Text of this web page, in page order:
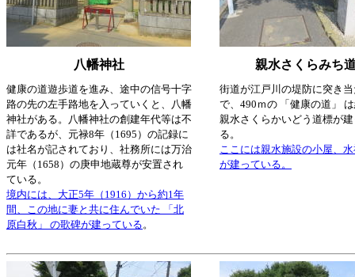
八幡神社 親水さくらみち
健康の道遊歩道を進み、途中の信号十字
路の先の左手路地を入っていくと、八幡
神社がある。八幡神社の創建年代等は不
詳であるが、元禄8年（1695）の記録に
は社名が記されており、社務所には万治
元年（1658）の庚申地蔵尊が安置され
ている。
境内には、大正5年（1916）から約1年
間、この地に妻と共に住んでいた 「北
原白秋」 の歌碑が建っている。
街道が江戸川の堤防に突き
で、490ｍの 「健康の道」
親水さくらかいどう道標が
る。
ここには親水施設の小屋、
が建っている。